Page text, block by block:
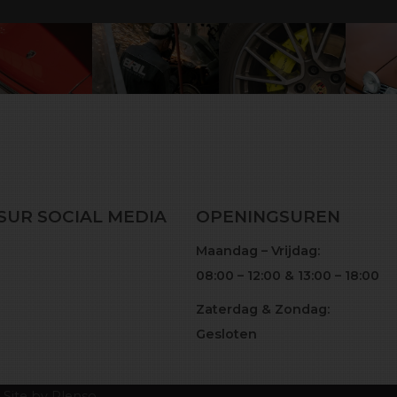
SOCIAL MEDIA OPENINGSUREN
Maandag – Vrijdag:
08:00 – 12:00 & 13:00 – 18:00
Zaterdag & Zondag:
Gesloten